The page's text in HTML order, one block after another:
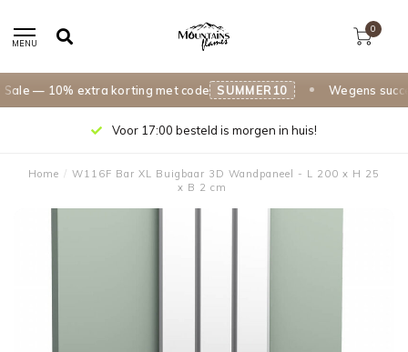
— 10% extra korting met code SUMMER10 Wegens
MENU
0
Voor 17:00 besteld is morgen in huis!
Home / W116F Bar XL Buigbaar 3D Wandpaneel - L 200 x H 25
x B 2 cm